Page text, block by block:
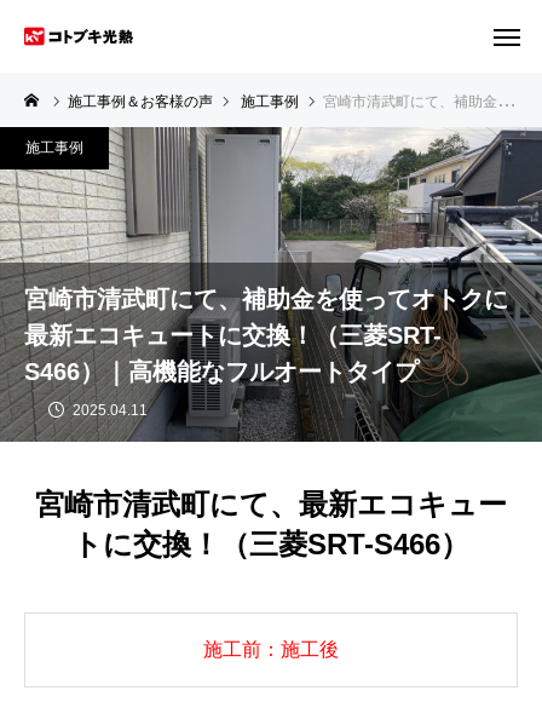
施工事例＆お客様の声 施工事例 宮崎市清武町にて、補助金を使ってオトクに最新エコキュートに交換！（三菱SRT-S466）｜高機能なフルオートタイプ
宮崎市清武町にて、補助金を使ってオトクに
最新エコキュートに交換！（三菱SRT-
S466）｜高機能なフルオートタイプ
2025.04.11
施工事例
宮崎市清武町にて、最新エコキュー
トに交換！（三菱SRT-S466）
施工前：施工後